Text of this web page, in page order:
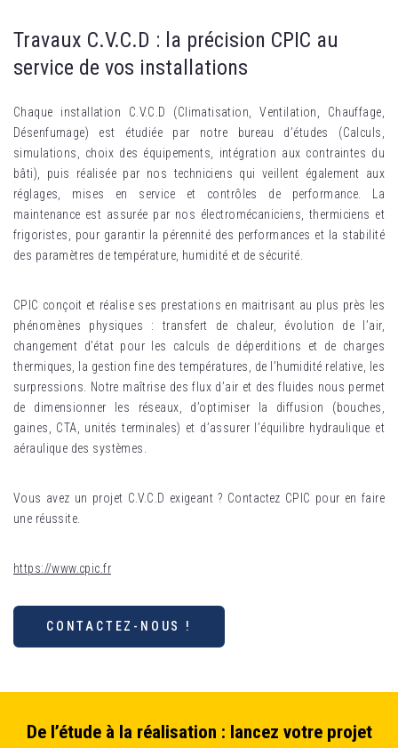
Travaux C.V.C.D : la précision CPIC au
service de vos installations
Chaque installation C.V.C.D (Climatisation, Ventilation, Chauffage,
Désenfumage) est étudiée par notre bureau d’études (Calculs,
simulations, choix des équipements, intégration aux contraintes du
bâti), puis réalisée par nos techniciens qui veillent également aux
réglages, mises en service et contrôles de performance. La
maintenance est assurée par nos électromécaniciens, thermiciens et
frigoristes, pour garantir la pérennité des performances et la stabilité
des paramètres de température, humidité et de sécurité.​
CPIC conçoit et réalise ses prestations en maitrisant au plus près les
phénomènes physiques : transfert de chaleur, évolution de l’air,
changement d’état pour les calculs de déperditions et de charges
thermiques, la gestion fine des températures, de l’humidité relative, les
surpressions. Notre maîtrise des flux d’air et des fluides nous permet
de dimensionner les réseaux, d’optimiser la diffusion (bouches,
gaines, CTA, unités terminales) et d’assurer l’équilibre hydraulique et
aéraulique des systèmes.​
Vous avez un projet C.V.C.D exigeant ? Contactez CPIC pour en faire
une réussite.
https://www.cpic.fr
CONTACTEZ-NOUS !
De l’étude à la réalisation : lancez votre projet